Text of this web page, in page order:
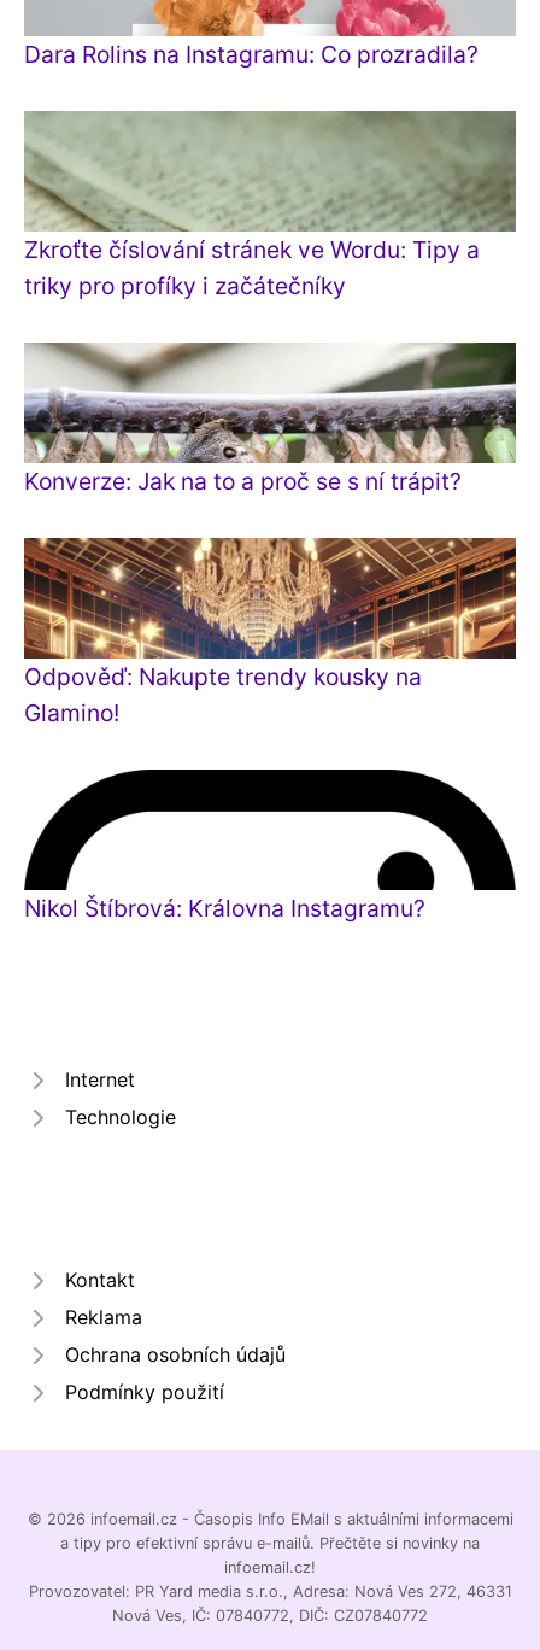
Dara Rolins na Instagramu: Co prozradila?
Zkroťte číslování stránek ve Wordu: Tipy a
triky pro profíky i začátečníky
Konverze: Jak na to a proč se s ní trápit?
Odpověď: Nakupte trendy kousky na
Glamino!
Nikol Štíbrová: Královna Instagramu?
Internet
Technologie
Kontakt
Reklama
Ochrana osobních údajů
Podmínky použití
© 2026 infoemail.cz - Časopis Info EMail s aktuálními informacemi
a tipy pro efektivní správu e-mailů. Přečtěte si novinky na
infoemail.cz!
Provozovatel: PR Yard media s.r.o., Adresa: Nová Ves 272, 46331
Nová Ves, IČ: 07840772, DIČ: CZ07840772